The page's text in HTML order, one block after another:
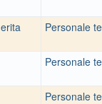
Personale
Personale
Personale